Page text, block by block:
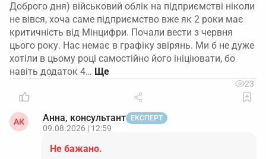
Доброго дня) військовий облік на підприємстві ніколи
не вівся, хоча саме підприємство вже як 2 роки має
критичність від Мінцифри. Почали вести з червня
цього року. Нас немає в графіку звірянь. Ми б не дуже
хотіли в цьому році самостійно його ініціювати, бо
навіть додаток 4…
23
АК Анна, консультант ЕКСПЕРТ
09.08.2026 | 12:59
Не бажано.